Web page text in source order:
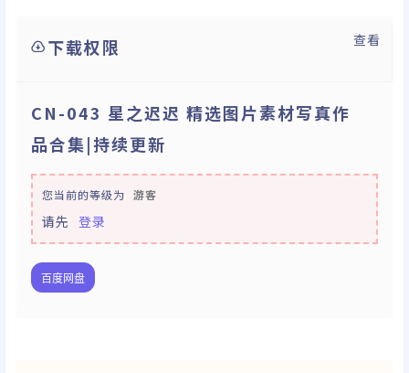
下载权限 查看
CN-043 星之迟迟 精选图片素材写真作
品合集|持续更新
您当前的等级为 游客
请先 登录
百度网盘